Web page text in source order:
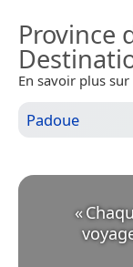
Province
En savoir plus
Padoue
«